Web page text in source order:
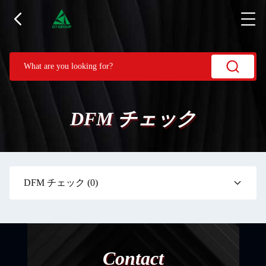
DFM チェック
DFM チェック (0)
Contact